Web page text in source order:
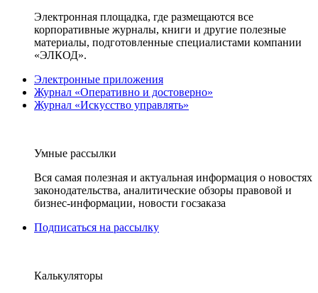
Электронная площадка, где размещаются все
корпоративные журналы, книги и другие полезные
материалы, подготовленные специалистами компании
«ЭЛКОД».
Электронные приложения
Журнал «Оперативно и достоверно»
Журнал «Искусство управлять»
Умные рассылки
Вся самая полезная и актуальная информация о новостях
законодательства, аналитические обзоры правовой и
бизнес-информации, новости госзаказа
Подписаться на рассылку
Калькуляторы